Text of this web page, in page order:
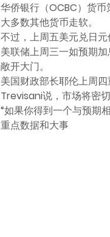
华侨银行（OCBC）货
多数其他货币走软。
不过，上周五美元兑日元
美联储上周三一如预期
开大门。
美国财政部长耶伦上周
Trevisani说，市场将密
如果你得到一个与预期
重点数据和大事